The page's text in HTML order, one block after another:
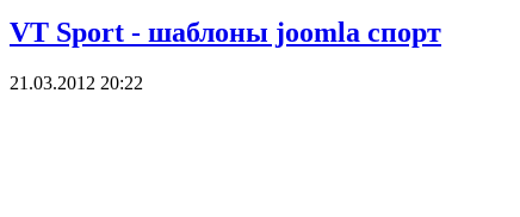
VT Sport - шаблоны joomla спорт
21.03.2012 20:22